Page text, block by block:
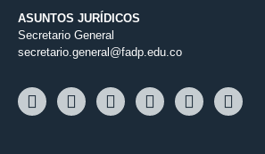
ASUNTOS JURÍDICOS
Secretario General
secretario.general@fadp.edu.co